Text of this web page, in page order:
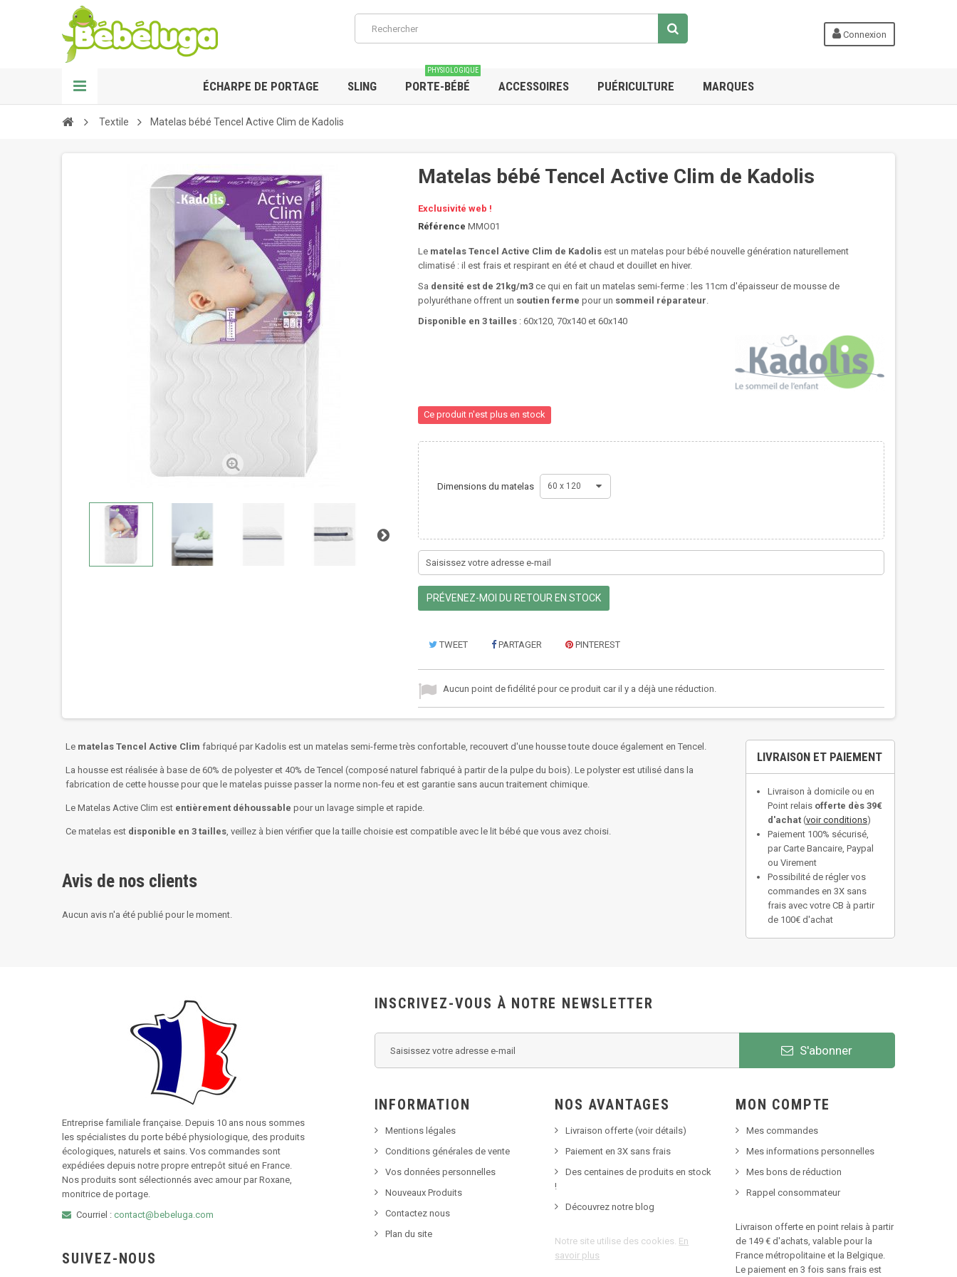
Connexion
ÉCHARPE DE PORTAGE SLING PORTE-BÉBÉ
PHYSIOLOGIQUE
ACCESSOIRES PUÉRICULTURE MARQUES
Textile Matelas bébé Tencel Active Clim de Kadolis
Matelas bébé Tencel Active Clim de Kadolis
Exclusivité web !
Référence MMO01
Le matelas Tencel Active Clim de Kadolis est un matelas pour bébé nouvelle génération naturellement
climatisé : il est frais et respirant en été et chaud et douillet en hiver.
Sa densité est de 21kg/m3 ce qui en fait un matelas semi-ferme : les 11cm d'épaisseur de mousse de
polyuréthane offrent un soutien ferme pour un sommeil réparateur.
Disponible en 3 tailles : 60x120, 70x140 et 60x140
Ce produit n'est plus en stock
Dimensions du matelas 60 x 120
PRÉVENEZ-MOI DU RETOUR EN STOCK
TWEET PARTAGER PINTEREST
Aucun point de fidélité pour ce produit car il y a déjà une réduction.
Le matelas Tencel Active Clim fabriqué par Kadolis est un matelas semi-ferme très confortable, recouvert d'une housse toute douce également en Tencel.
La housse est réalisée à base de 60% de polyester et 40% de Tencel (composé naturel fabriqué à partir de la pulpe du bois). Le polyster est utilisé dans la
fabrication de cette housse pour que le matelas puisse passer la norme non-feu et est garantie sans aucun traitement chimique.
Le Matelas Active Clim est entièrement déhoussable pour un lavage simple et rapide.
Ce matelas est disponible en 3 tailles, veillez à bien vérifier que la taille choisie est compatible avec le lit bébé que vous avez choisi.
Avis de nos clients
Aucun avis n'a été publié pour le moment.
LIVRAISON ET PAIEMENT
Livraison à domicile ou en
Point relais offerte dès 39€
d'achat (voir conditions)
Paiement 100% sécurisé,
par Carte Bancaire, Paypal
ou Virement
Possibilité de régler vos
commandes en 3X sans
frais avec votre CB à partir
de 100€ d'achat
Entreprise familiale française. Depuis 10 ans nous sommes
les spécialistes du porte bébé physiologique, des produits
écologiques, naturels et sains. Vos commandes sont
expédiées depuis notre propre entrepôt situé en France.
Nos produits sont sélectionnés avec amour par Roxane,
monitrice de portage.
Courriel : contact@bebeluga.com
SUIVEZ-NOUS
INSCRIVEZ-VOUS À NOTRE NEWSLETTER
S'abonner
INFORMATION
Mentions légales
Conditions générales de vente
Vos données personnelles
Nouveaux Produits
Contactez nous
Plan du site
NOS AVANTAGES
Livraison offerte (voir détails)
Paiement en 3X sans frais
Des centaines de produits en stock
!
Découvrez notre blog
Notre site utilise des cookies. En
savoir plus
MON COMPTE
Mes commandes
Mes informations personnelles
Mes bons de réduction
Rappel consommateur
Livraison offerte en point relais à partir
de 149 € d'achats, valable pour la
France métropolitaine et la Belgique.
Le paiement en 3 fois sans frais est